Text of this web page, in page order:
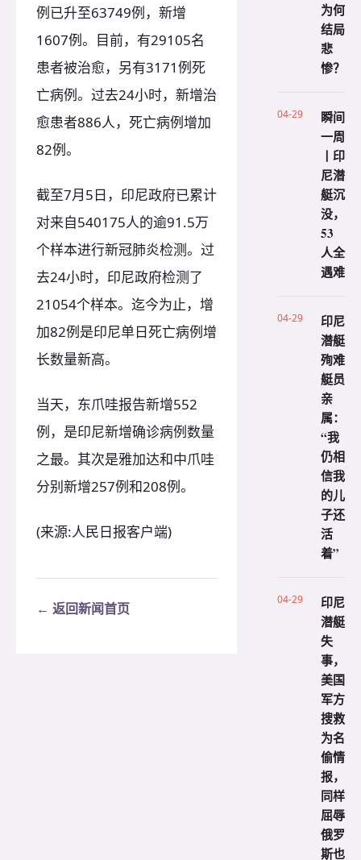
例已升至63749例，新增
1607例。目前，有29105名
患者被治愈，另有3171例死
亡病例。过去24小时，新增治
愈患者886人，死亡病例增加
82例。
截至7月5日，印尼政府已累计
对来自540175人的逾91.5万
个样本进行新冠肺炎检测。过
去24小时，印尼政府检测了
21054个样本。迄今为止，增
加82例是印尼单日死亡病例增
长数量新高。
当天，东爪哇报告新增552
例，是印尼新增确诊病例数量
之最。其次是雅加达和中爪哇
分别新增257例和208例。
(来源:人民日报客户端)
← 返回新闻首页
为何
结局
悲
惨？
04-29
瞬间
一周
丨印
尼潜
艇沉
没，
53
人全
遇难
04-29
印尼
潜艇
殉难
艇员
亲
属：
“我
仍相
信我
的儿
子还
活
着”
04-29
印尼
潜艇
失
事，
美国
军方
搜救
为名
偷情
报，
同样
屈辱
俄罗
斯也